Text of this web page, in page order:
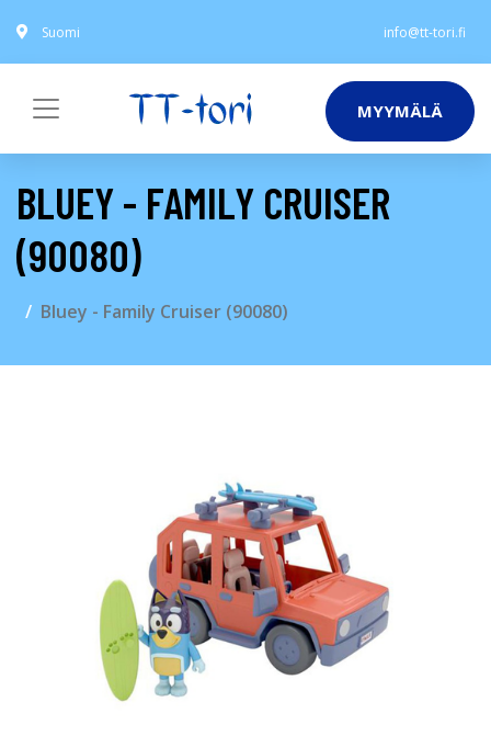
Suomi info@tt-tori.fi
MYYMÄLÄ
BLUEY - FAMILY CRUISER
(90080)
Bluey - Family Cruiser (90080)